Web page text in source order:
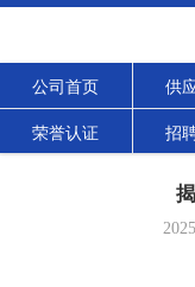
公司首页 供
荣誉认证 招